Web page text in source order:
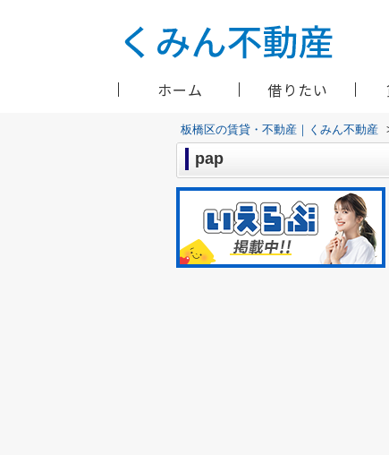
ホーム 借りたい
板橋区の賃貸・不動産｜くみん不動産
pap